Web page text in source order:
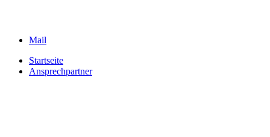
Mail
Startseite
Ansprechpartner